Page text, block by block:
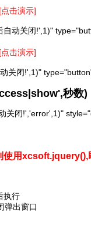
[点击演示]
动关闭!',1)"
[点击演示]
关闭!',1)"
秒数)
关闭!','error',1)"
使用xcsoft.jquery(),
执行
弹出窗口